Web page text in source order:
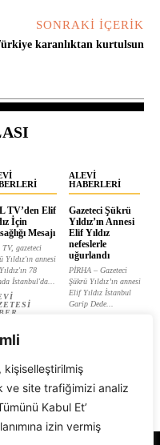
ve site trafiğimizi analiz
Kabul Et’
izin vermiş
SONRAKI İÇERIK
karanlıktan kurtulsun
TV’den Elif
İçin
Mesajı
TV, gazeteci
Yıldız'ın annesi
78
İstanbul'da...
ALEVI
HABERLERI
Gazeteci Şükrü
Yıldız’ın Annesi
Elif Yıldız
nefeslerle
uğurlandı
PİRHA – Gazeteci
Şükrü Yıldız’ın annesi
Elif Yıldız İstanbul
Garip Dede...